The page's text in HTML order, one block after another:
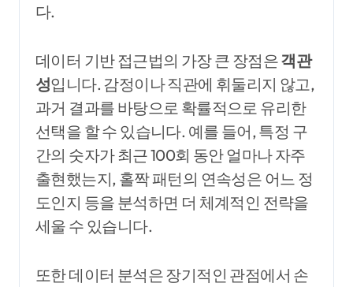
다.
데이터 기반 접근법의 가장 큰 장점은객관
성입니다. 감정이나 직관에 휘둘리지 않고,
과거 결과를 바탕으로 확률적으로 유리한
선택을 할 수 있습니다. 예를 들어, 특정 구
간의 숫자가 최근 100회 동안 얼마나 자주
출현했는지, 홀짝 패턴의 연속성은 어느 정
도인지 등을 분석하면 더 체계적인 전략을
세울 수 있습니다.
또한 데이터 분석은 장기적인 관점에서 손